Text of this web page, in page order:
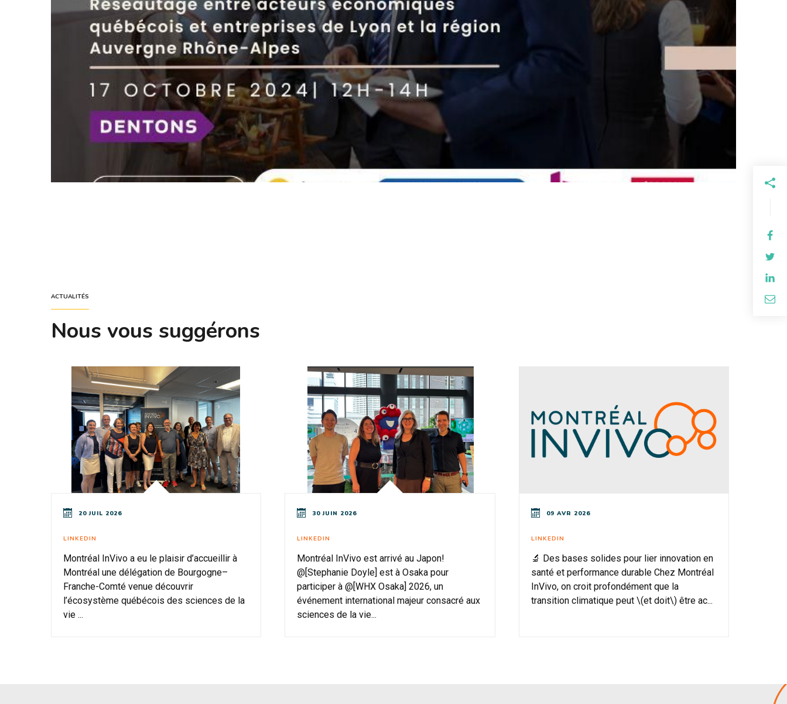
ACTUALITÉS
Nous vous suggérons
20 JUIL 2026
LINKEDIN
Montréal InVivo a eu le plaisir d’accueillir à
Montréal une délégation de Bourgogne–
Franche-Comté venue découvrir
l’écosystème québécois des sciences de la
vie ...
30 JUIN 2026
LINKEDIN
Montréal InVivo est arrivé au Japon!
@[Stephanie Doyle] est à Osaka pour
participer à @[WHX Osaka] 2026, un
événement international majeur consacré aux
sciences de la vie...
09 AVR 2026
LINKEDIN
🔬 Des bases solides pour lier innovation en
santé et performance durable Chez Montréal
InVivo, on croit profondément que la
transition climatique peut \(et doit\) être ac...